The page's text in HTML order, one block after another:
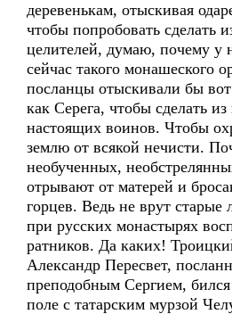
деревенькам, отыскивая
чтобы попробовать сделать
целителей, думаю, почему у
сейчас такого монашеского
посланцы отыскивали бы
как Серега, чтобы сделать
настоящих воинов. Чтобы
землю от всякой нечисти.
необученных,
отрывают от матерей и
горцев. Ведь не врут старые
при русских монастырях
ратников. Да каких!
Александр Пересвет,
преподобным Сергием,
поле с татарским мурзой